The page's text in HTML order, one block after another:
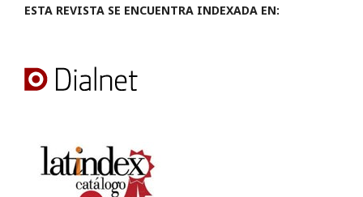
ESTA REVISTA SE ENCUENTRA INDEXADA EN: